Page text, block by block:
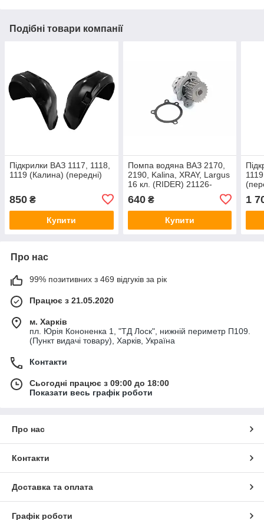
Подібні товари компанії
Підкрилки ВАЗ 1117, 1118,
1119 (Калина) (передні)
850 ₴
Купити
Помпа водяна ВАЗ 2170,
2190, Kalina, XRAY, Largus
16 кл. (RIDER) 21126-
640₴
Купити
1
Про нас
99% позитивних з 469 відгуків за рік
Працює з 21.05.2020
м. Харків
пл. Юрія Кононенка 1, "ТД Лоск", нижній периметр П109.
(Пункт видачі товару), Харків, Україна
Контакти
Сьогодні працює з 09:00 до 18:00
Показати весь графік роботи
Про нас
Контакти
Доставка та оплата
Графік роботи